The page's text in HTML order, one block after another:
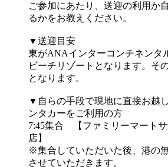
ご参加にあたり、送迎の利用か
るかをお教えください。
▼送迎目安
東がANAインターコンチネンタ
ビーチリゾートとなります。そ
となります。
▼自らの手段で現地に直接お越
ンタカーをご利用の方
7:45集合 【ファミリーマート
店】
※集合していただいた後、港の
させていただきます。